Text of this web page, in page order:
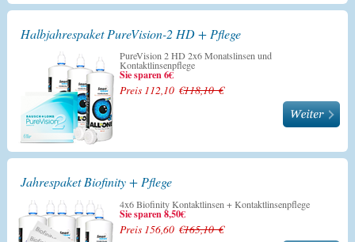
Halbjahrespaket PureVision-2 HD + Pflege
PureVision 2 HD 2x6 Monatslinsen und
Kontaktlinsenpflege
Sie sparen 6€
Preis 112,10 €118,10 €
Jahrespaket Biofinity + Pflege
4x6 Biofinity Kontaktlinsen + Kontaktlinsenpflege
Sie sparen 8,50€
Preis 156,60 €165,10 €